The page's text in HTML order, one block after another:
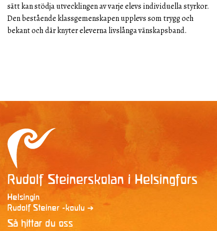
sätt kan stödja utvecklingen av varje elevs individuella styrkor.
Den bestående klassgemenskapen upplevs som trygg och
bekant och där knyter eleverna livslånga vänskapsband.
Rudolf Steinerskolan i Helsingfors
Helsingin
Rudolf Steiner -koulu ➔
Så hittar du oss